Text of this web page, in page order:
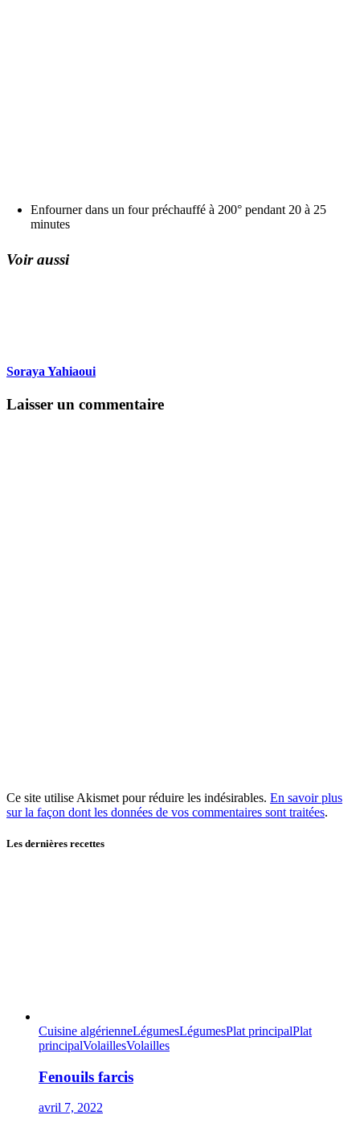
Enfourner dans un four préchauffé à 200° pendant 20 à 25
minutes
Voir aussi
Soraya Yahiaoui
Laisser un commentaire
Ce site utilise Akismet pour réduire les indésirables. En savoir plus
sur la façon dont les données de vos commentaires sont traitées.
Les dernières recettes
Cuisine algérienneLégumesLégumesPlat principalPlat
principalVolaillesVolailles
Fenouils farcis
avril 7, 2022